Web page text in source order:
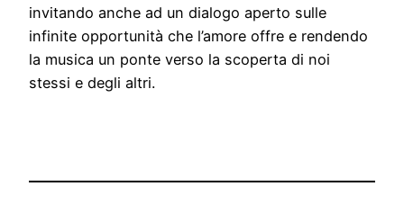
invitando anche ad un dialogo aperto sulle
infinite opportunità che l’amore offre e rendendo
la musica un ponte verso la scoperta di noi
stessi e degli altri.